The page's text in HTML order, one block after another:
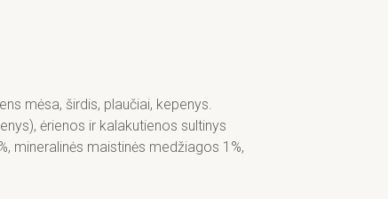
mėsa, širdis, plaučiai, kepenys.
ėrienos ir kalakutienos sultinys
mineralinės maistinės medžiagos 1%,